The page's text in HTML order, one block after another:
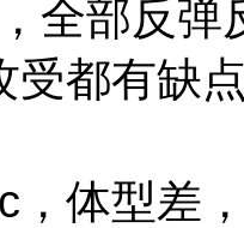
全部反弹
有缺点
型差，